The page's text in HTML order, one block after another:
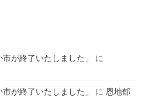
が終了いたしました」
に
が終了いたしました」 に 恩地郁